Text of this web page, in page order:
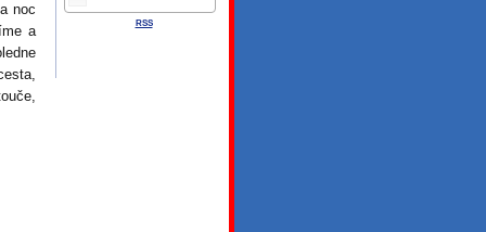
RSS
noc
a